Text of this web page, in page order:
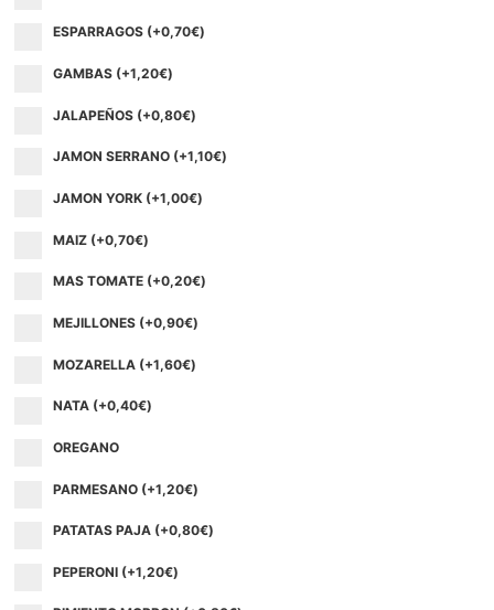
ESPARRAGOS (+0,70€)
GAMBAS (+1,20€)
JALAPEÑOS (+0,80€)
JAMON SERRANO (+1,10€)
JAMON YORK (+1,00€)
MAIZ (+0,70€)
MAS TOMATE (+0,20€)
MEJILLONES (+0,90€)
MOZARELLA (+1,60€)
NATA (+0,40€)
OREGANO
PARMESANO (+1,20€)
PATATAS PAJA (+0,80€)
PEPERONI (+1,20€)